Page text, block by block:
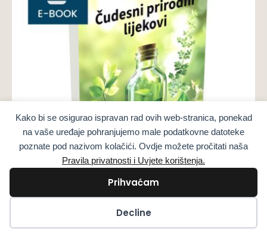
Kako bi se osigurao ispravan rad ovih web-stranica, ponekad
na vaše uređaje pohranjujemo male podatkovne datoteke
poznate pod nazivom kolačići. Ovdje možete pročitati naša
Pravila privatnosti i Uvjete korištenja.
Prihvaćam
Decline
Електронни издания на книги
Чудодейни природни средства Част 3